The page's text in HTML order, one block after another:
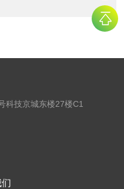
科技京城东楼27楼C1